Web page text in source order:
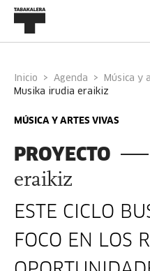
Inicio Agenda
Música y
musika irudia eraikiz
MÚSICA Y ARTES VIVAS
PROYECTO
eraikiz
ESTE CICLO
FOCO EN LOS